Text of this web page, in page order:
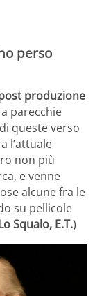
perso
produzione
parecchie
queste verso
l’attuale
non più
e venne
alcune fra le
su pellicole
Squalo, E.T.)